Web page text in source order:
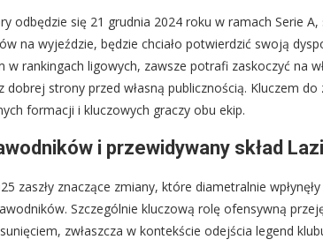
odbędzie się 21 grudnia 2024 roku w ramach Serie
na wyjeździe, będzie chciało potwierdzić swoją
rankingach ligowych, zawsze potrafi zaskoczyć na
dobrej strony przed własną publicznością. Kluczem
formacji i kluczowych graczy obu ekip.
i przewidywany skład
zaszły znaczące zmiany, które diametralnie
Szczególnie kluczową rolę ofensywną
zwłaszcza w kontekście odejścia legend